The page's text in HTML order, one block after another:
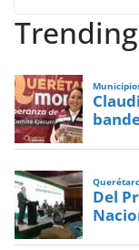
Trending
Del